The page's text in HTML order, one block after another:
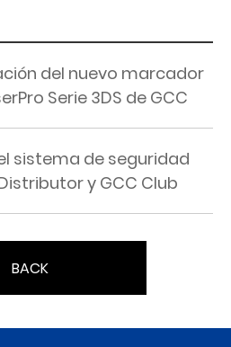
del nuevo marcador
Serie 3DS de GCC
sistema de seguridad
y GCC Club
BACK